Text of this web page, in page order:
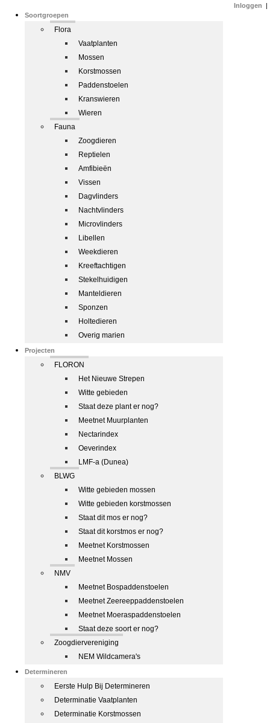
Soortgroepen
Flora
Vaatplanten
Mossen
Korstmossen
Paddenstoelen
Kranswieren
Wieren
Fauna
Zoogdieren
Reptielen
Amfibieën
Vissen
Dagvlinders
Nachtvlinders
Microvlinders
Libellen
Weekdieren
Kreeftachtigen
Stekelhuidigen
Manteldieren
Sponzen
Holtedieren
Overig marien
Projecten
FLORON
Het Nieuwe Strepen
Witte gebieden
Staat deze plant er nog?
Meetnet Muurplanten
Nectarindex
Oeverindex
LMF-a (Dunea)
BLWG
Witte gebieden mossen
Witte gebieden korstmossen
Staat dit mos er nog?
Staat dit korstmos er nog?
Meetnet Korstmossen
Meetnet Mossen
NMV
Meetnet Bospaddenstoelen
Meetnet Zeereeppaddenstoelen
Meetnet Moeraspaddenstoelen
Staat deze soort er nog?
Zoogdiervereniging
NEM Wildcamera's
Determineren
Eerste Hulp Bij Determineren
Determinatie Vaatplanten
Determinatie Korstmossen
Inloggen |